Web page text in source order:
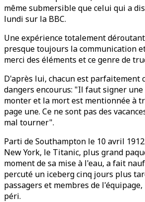
même submersible que celui qui a
lundi sur la BBC.
Une expérience totalement
presque toujours la communication
merci des éléments et ce genre de
D'après lui, chacun est parfaitement
dangers encourus: "Il faut signer une
monter et la mort est mentionnée à
page une. Ce ne sont pas des
mal tourner".
Parti de Southampton le 10 avril
New York, le Titanic, plus grand
moment de sa mise à l'eau, a fait
percuté un iceberg cinq jours plus
passagers et membres de l'équipage,
péri.